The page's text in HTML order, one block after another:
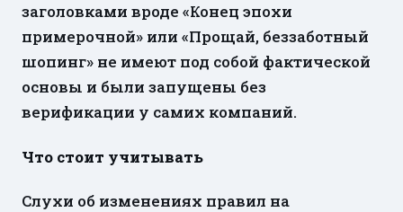
заголовками вроде «Конец эпохи
примерочной» или «Прощай, беззаботный
шопинг» не имеют под собой фактической
основы и были запущены без
верификации у самих компаний.
Что стоит учитывать
Слухи об изменениях правил на